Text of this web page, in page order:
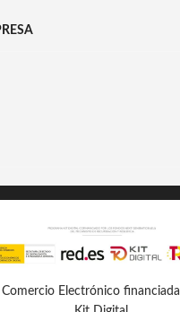
Electrónico